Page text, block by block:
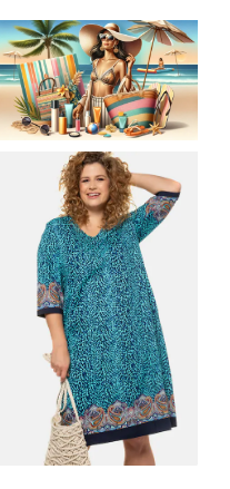
LETNIA MODA
PLAŻOWA: STROJE
KĄPIELOWE I
AKCESORIA, KTÓRE
MUSISZ MIEĆ